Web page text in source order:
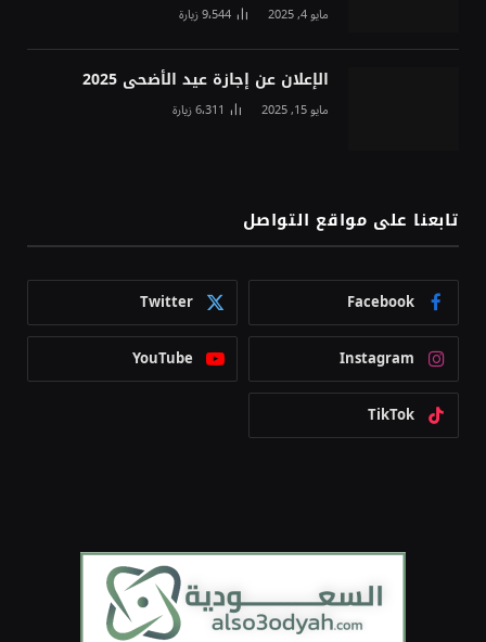
مايو 4, 2025 9٬544زيارة
الإعلان عن إجازة عيد الأضحى 2025
مايو 15, 2025 6٬311زيارة
تابعنا على مواقع التواصل
Facebook
Twitter
Instagram
YouTube
TikTok